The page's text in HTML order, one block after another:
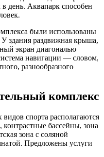
день. Аквапарк способен
были использованы
здания раздвижная крыша,
экран диагональю
навигации — словом,
разнообразного
комплекс
спорта располагаются
бассейны, зона
зона с соляной
Предложены услуги